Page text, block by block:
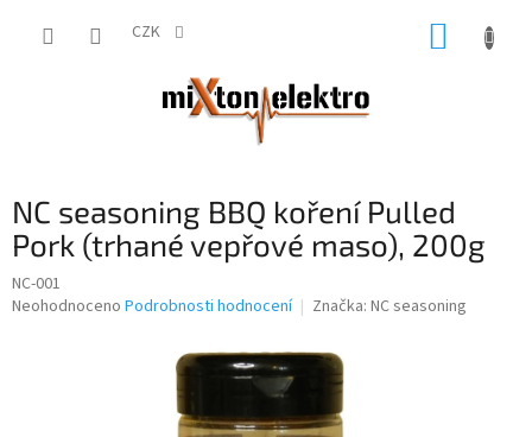
CZK
NC seasoning BBQ koření Pulled
Pork (trhané vepřové maso), 200g
NC-001
Průměrné
Neohodnoceno Podrobnosti hodnocení Značka: NC seasoning